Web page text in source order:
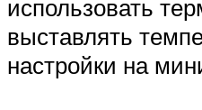
использовать
выставлять
настройки на